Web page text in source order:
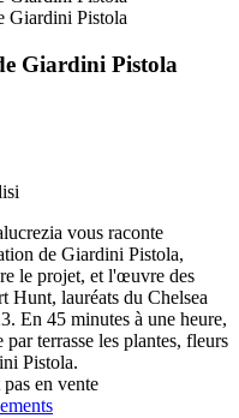
Giardini Pistola
vous raconte
de Giardini Pistola,
le projet, et l'œuvre des
Hunt, lauréats du Chelsea
En 45 minutes à une heure,
par terrasse les plantes, fleurs
Pistola.
en vente